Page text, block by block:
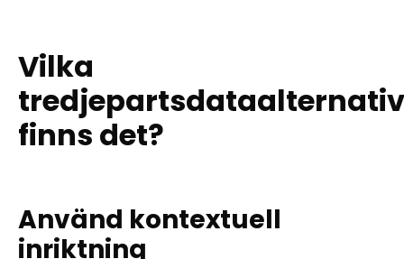
Vilka
tredjepartsdataalternativ
finns det?
Använd kontextuell
inriktning